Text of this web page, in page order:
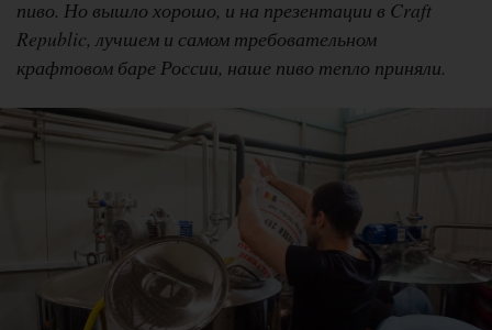
пиво. Но вышло хорошо, и на презентации в Craft
Republic, лучшем и самом требовательном
крафтовом баре России, наше пиво тепло приняли.